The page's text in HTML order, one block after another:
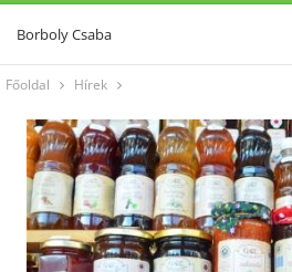
Borboly Csaba
Főoldal Hírek